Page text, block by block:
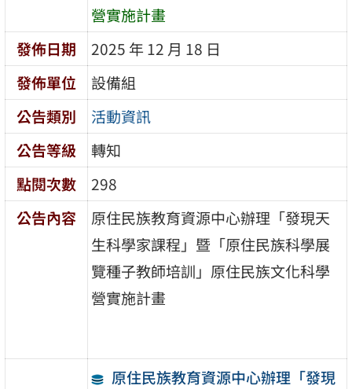
營實施計畫
發佈日期
2025 年 12 月 18 日
發佈單位
設備組
公告類別
活動資訊
公告等級
轉知
點閱次數
298
公告內容
原住民族教育資源中心辦理「發現天
生科學家課程」暨「原住民族科學展
覽種子教師培訓」原住民族文化科學
營實施計畫
原住民族教育資源中心辦理「發現